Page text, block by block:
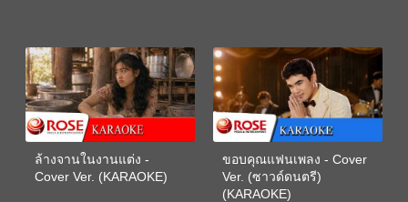
ล้างจานในงานแต่ง -
Cover Ver. (KARAOKE)
ขอบคุณแฟนเพลง - Cover
Ver. (ซาวด์ดนตรี)
(KARAOKE)